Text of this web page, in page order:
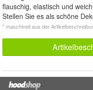
flauschig, elastisch und
Stellen Sie es als schöne
* maschinell aus der